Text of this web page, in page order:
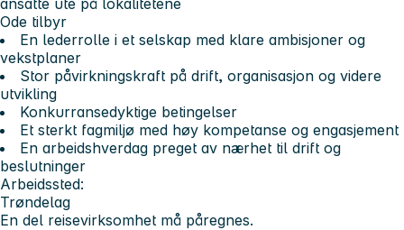
Ode tilbyr
En lederrolle i et selskap med klare ambisjoner og
vekstplaner
Stor påvirkningskraft på drift, organisasjon og videre
utvikling
Konkurransedyktige betingelser
Et sterkt fagmiljø med høy kompetanse og engasjement
En arbeidshverdag preget av nærhet til drift og
beslutninger
Arbeidssted:
Trøndelag
En del reisevirksomhet må påregnes.